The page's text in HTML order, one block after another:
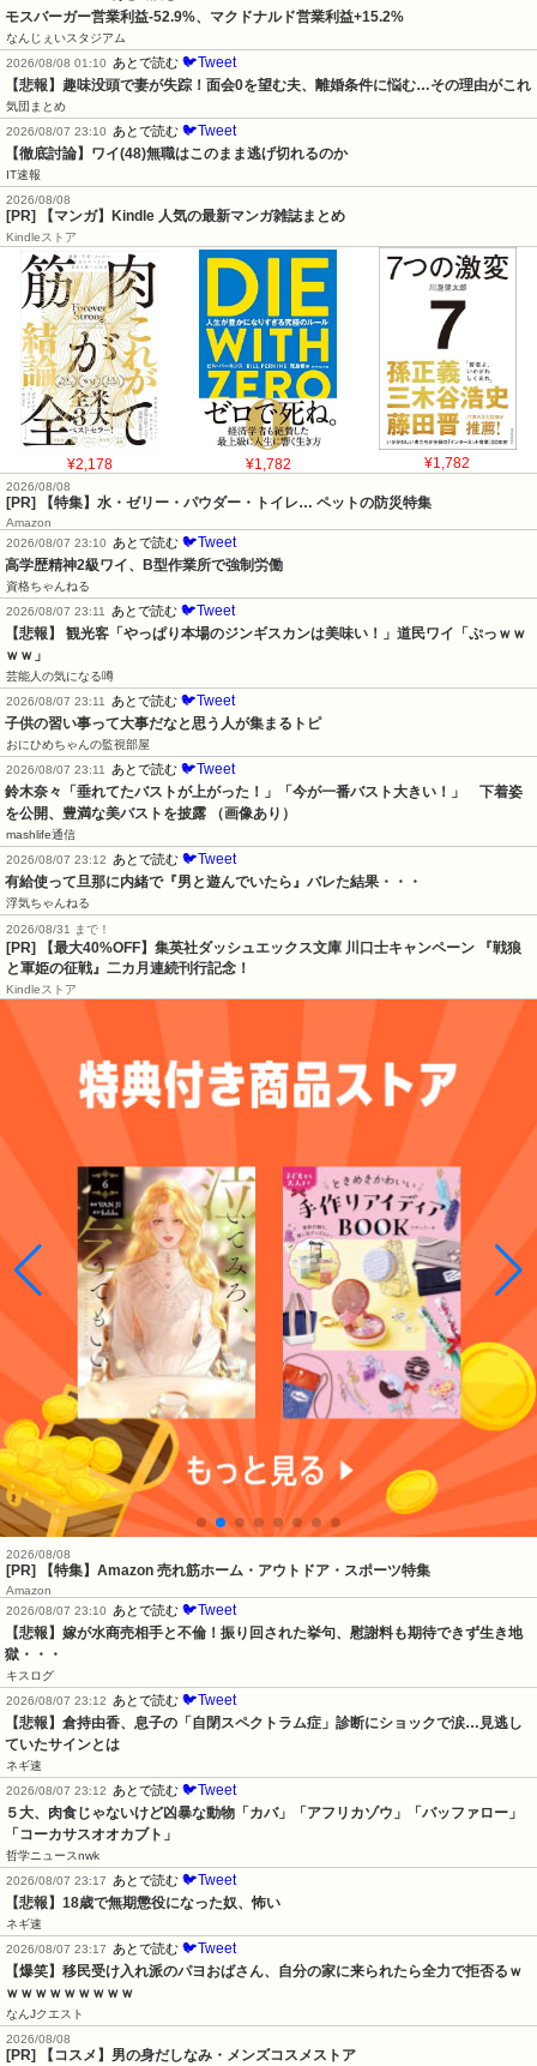
モスバーガー営業利益-52.9%、マクドナルド営業利益+15.2%
なんじぇいスタジアム
2026/08/08 01:10
あとで読む 🐦Tweet
【悲報】趣味没頭で妻が失踪！面会0を望む夫、離婚条件に悩む…その理由がこれ
気団まとめ
2026/08/07 23:10
あとで読む 🐦Tweet
【徹底討論】ワイ(48)無職はこのまま逃げ切れるのか
IT速報
2026/08/08
[PR] 【マンガ】Kindle 人気の最新マンガ雑誌まとめ
Kindleストア
¥2,178 ¥1,782 ¥1,782
2026/08/08
[PR] 【特集】水・ゼリー・パウダー・トイレ… ペットの防災特集
Amazon
2026/08/07 23:10
あとで読む 🐦Tweet
高学歴精神2級ワイ、B型作業所で強制労働
資格ちゃんねる
2026/08/07 23:11
あとで読む 🐦Tweet
【悲報】 観光客「やっぱり本場のジンギスカンは美味い！」道民ワイ「ぷっｗｗ
ｗｗ」
芸能人の気になる噂
2026/08/07 23:11
あとで読む 🐦Tweet
子供の習い事って大事だなと思う人が集まるトピ
おにひめちゃんの監視部屋
2026/08/07 23:11
あとで読む 🐦Tweet
鈴木奈々「垂れてたバストが上がった！」「今が一番バスト大きい！」　下着姿
を公開、豊満な美バストを披露 （画像あり）
mashlife通信
2026/08/07 23:12
あとで読む 🐦Tweet
有給使って旦那に内緒で『男と遊んでいたら』バレた結果・・・
浮気ちゃんねる
2026/08/31 まで！
[PR]
【最大40%OFF】集英社ダッシュエックス文庫 川口士キャンペーン 『戦狼
と軍姫の征戦』二カ月連続刊行記念！
Kindleストア
2026/08/08
[PR] 【特集】Amazon 売れ筋ホーム・アウトドア・スポーツ特集
Amazon
2026/08/07 23:10
あとで読む 🐦Tweet
【悲報】嫁が水商売相手と不倫！振り回された挙句、慰謝料も期待できず生き地
獄・・・
キスログ
2026/08/07 23:12
あとで読む 🐦Tweet
【悲報】倉持由香、息子の「自閉スペクトラム症」診断にショックで涙…見逃し
ていたサインとは
ネギ速
2026/08/07 23:12
あとで読む 🐦Tweet
５大、肉食じゃないけど凶暴な動物「カバ」「アフリカゾウ」「バッファロー」
「コーカサスオオカブト」
哲学ニュースnwk
2026/08/07 23:17
あとで読む 🐦Tweet
【悲報】18歳で無期懲役になった奴、怖い
ネギ速
2026/08/07 23:17
あとで読む 🐦Tweet
【爆笑】移民受け入れ派のパヨおばさん、自分の家に来られたら全力で拒否るｗ
ｗｗｗｗｗｗｗｗｗ
なんJクエスト
2026/08/08
[PR] 【コスメ】男の身だしなみ・メンズコスメストア